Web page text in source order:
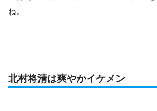
ね。
北村将清は爽やかイケメン